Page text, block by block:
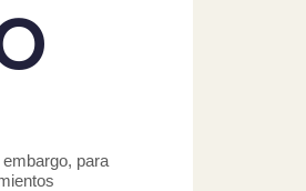
para